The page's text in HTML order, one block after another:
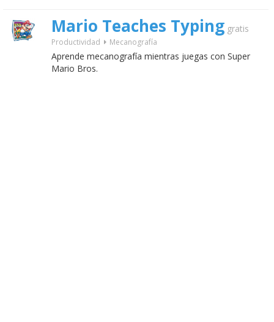
Mario Teaches Typing gratis
Productividad Mecanografía
Aprende mecanografía mientras juegas con Super
Mario Bros.